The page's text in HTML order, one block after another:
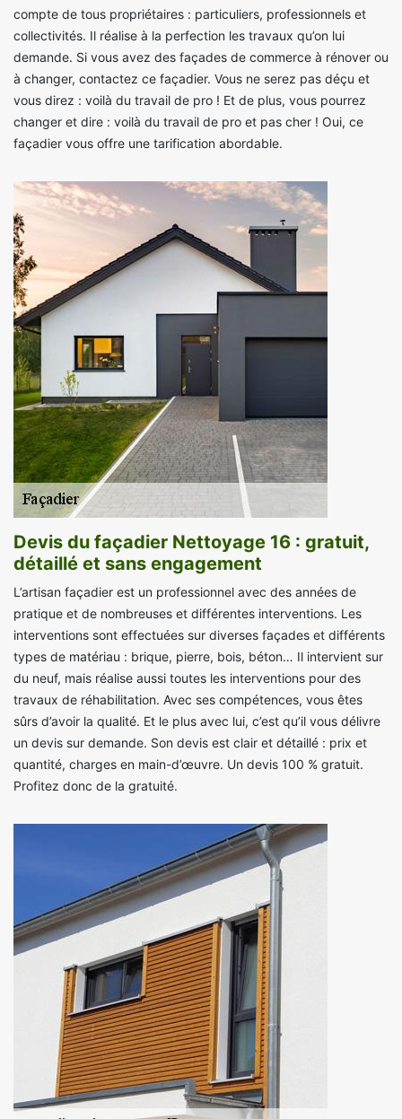
compte de tous propriétaires : particuliers, professionnels et
collectivités. Il réalise à la perfection les travaux qu’on lui
demande. Si vous avez des façades de commerce à rénover ou
à changer, contactez ce façadier. Vous ne serez pas déçu et
vous direz : voilà du travail de pro ! Et de plus, vous pourrez
changer et dire : voilà du travail de pro et pas cher ! Oui, ce
façadier vous offre une tarification abordable.
Devis du façadier Nettoyage 16 : gratuit,
détaillé et sans engagement
L’artisan façadier est un professionnel avec des années de
pratique et de nombreuses et différentes interventions. Les
interventions sont effectuées sur diverses façades et différents
types de matériau : brique, pierre, bois, béton… Il intervient sur
du neuf, mais réalise aussi toutes les interventions pour des
travaux de réhabilitation. Avec ses compétences, vous êtes
sûrs d’avoir la qualité. Et le plus avec lui, c’est qu’il vous délivre
un devis sur demande. Son devis est clair et détaillé : prix et
quantité, charges en main-d’œuvre. Un devis 100 % gratuit.
Profitez donc de la gratuité.